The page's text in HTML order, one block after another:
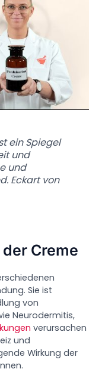
ein Spiegel
und
und
Eckart von
Creme
Sie ist
von
Neurodermitis,
verursachen
und
Wirkung der